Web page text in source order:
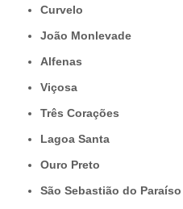
Curvelo
João Monlevade
Alfenas
Viçosa
Três Corações
Lagoa Santa
Ouro Preto
São Sebastião do Paraíso